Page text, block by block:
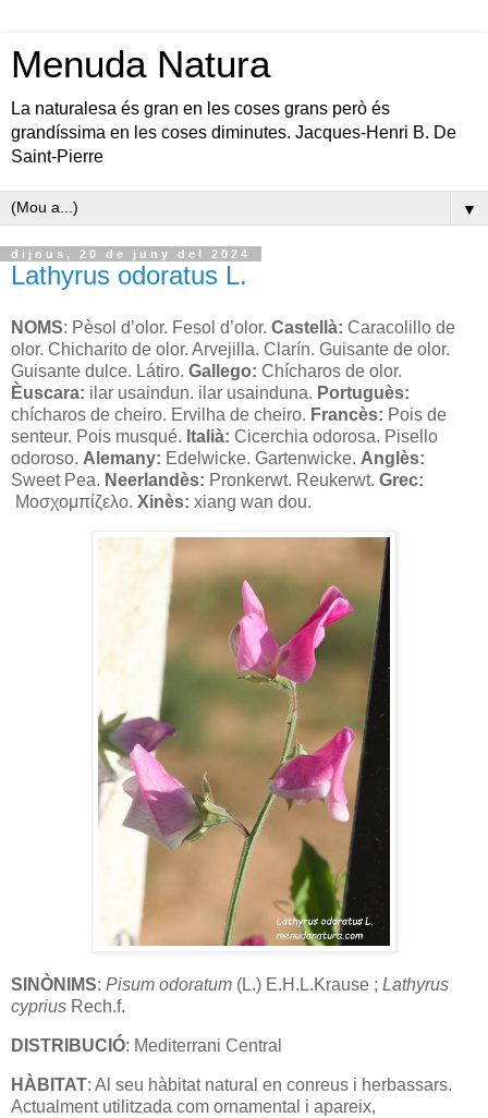
Menuda Natura
La naturalesa és gran en les coses grans però és
grandíssima en les coses diminutes. Jacques-Henri B. De
Saint-Pierre
▼
dijous, 20 de juny del 2024
Lathyrus odoratus L.
NOMS: Pèsol d’olor. Fesol d’olor. Castellà: Caracolillo de
olor. Chicharito de olor. Arvejilla. Clarín. Guisante de olor.
Guisante dulce. Látiro. Gallego: Chícharos de olor.
Èuscara: ilar usaindun. ilar usainduna. Portuguès:
chícharos de cheiro. Ervilha de cheiro. Francès: Pois de
senteur. Pois musqué. Italià: Cicerchia odorosa. Pisello
odoroso. Alemany: Edelwicke. Gartenwicke. Anglès:
Sweet Pea. Neerlandès: Pronkerwt. Reukerwt. Grec:
Μοσχομπίζελο. Xinès: xiang wan dou.
SINÒNIMS: Pisum odoratum (L.) E.H.L.Krause ; Lathyrus
cyprius Rech.f.
DISTRIBUCIÓ: Mediterrani Central
HÀBITAT: Al seu hàbitat natural en conreus i herbassars.
Actualment utilitzada com ornamental i apareix,